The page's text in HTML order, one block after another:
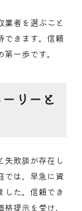
業者を選ぶこと
できます。信頼
一歩です。
リーと
失敗談が存在し
では、早急に資
した。信頼でき
提示を受け、